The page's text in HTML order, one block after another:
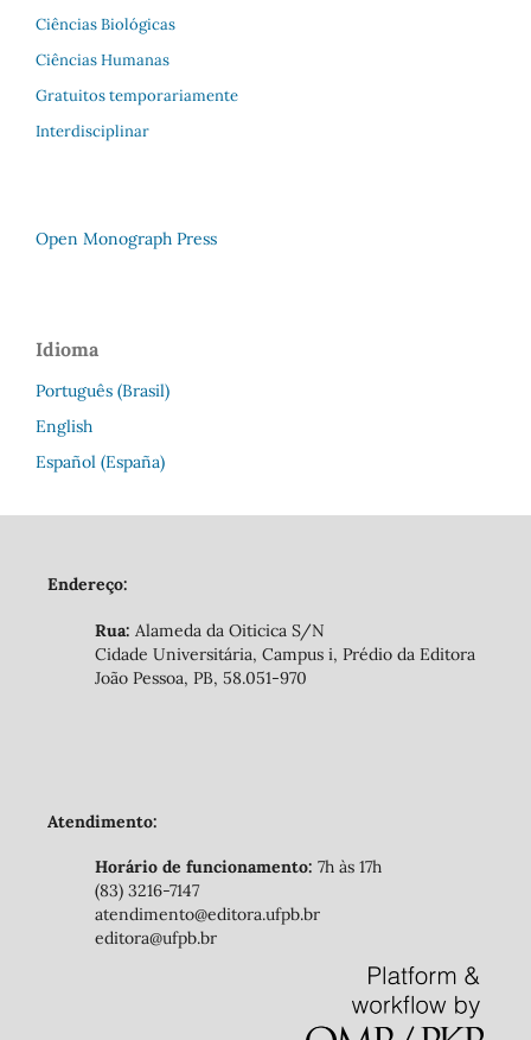
Ciências Biológicas
Ciências Humanas
Gratuitos temporariamente
Interdisciplinar
Open Monograph Press
Idioma
Português (Brasil)
English
Español (España)
Endereço:
Rua: Alameda da Oiticica S/N
Cidade Universitária, Campus i, Prédio da Editora
João Pessoa, PB, 58.051-970
Atendimento:
Horário de funcionamento: 7h às 17h
(83) 3216-7147
atendimento@editora.ufpb.br
editora@ufpb.br